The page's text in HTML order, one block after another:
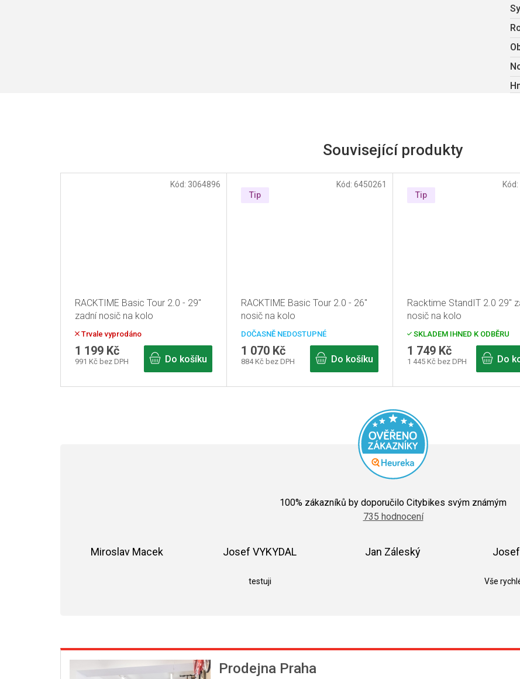
Související produkty
RACKTIME Basic Tour 2.0 - 29"
zadní nosič na kolo
Trvale vyprodáno
991 Kč bez DPH
1 199 Kč
Do košíku
Kód: 3064896
Tip
RACKTIME Basic Tour 2.0 - 26"
nosič na kolo
DOČASNĚ NEDOSTUPNÉ
884 Kč bez DPH
1 070 Kč
Do košíku
Kód: 6450261
Tip
Racktime StandIT 2.0 29"
nosič na kolo
SKLADEM IHNED K ODBĚRU
1 445 Kč bez DPH
1 749 Kč
Do
Kód:
hodnocení
obchodu
je
5
hvězdiček.
100% zákazníků by doporučilo Citybikes svým známým
735 hodnocení
Miroslav Macek Josef VYKYDAL
testuji
Jan Záleský
Vše
Prodejna Praha